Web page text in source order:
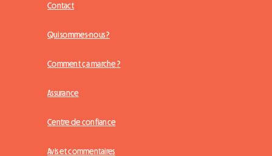
Contact
Qui sommes-nous ?
Comment ça marche ?
Assurance
Centre de confiance
Avis et commentaires